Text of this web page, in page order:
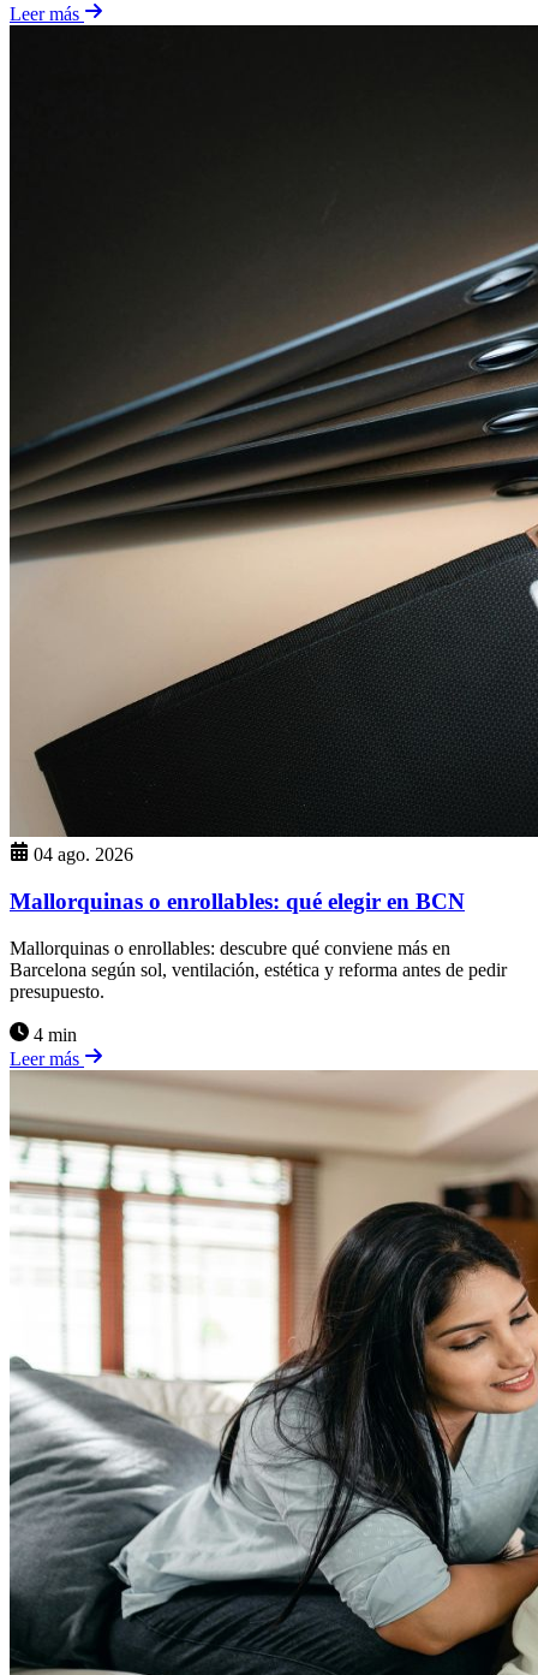
Leer más
04 ago. 2026
Mallorquinas o enrollables: qué elegir en BCN
Mallorquinas o enrollables: descubre qué conviene más en
Barcelona según sol, ventilación, estética y reforma antes de pedir
presupuesto.
4 min
Leer más